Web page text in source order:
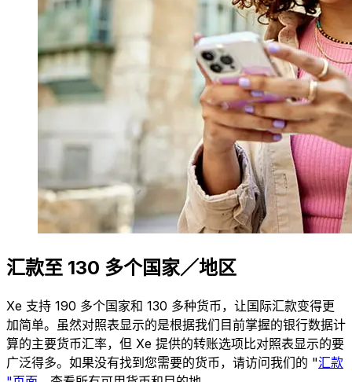
汇款至 130 多个国家／地区
Xe 支持 190 多个国家和 130 多种货币，让国际汇款变得更
加简单。虽然对照表显示的是根据我们目前掌握的银行数据计
算的主要货币汇率，但 Xe 提供的转账选项比对照表显示的要
广泛得多。如果没有找到您需要的货币，请访问我们的 "汇款